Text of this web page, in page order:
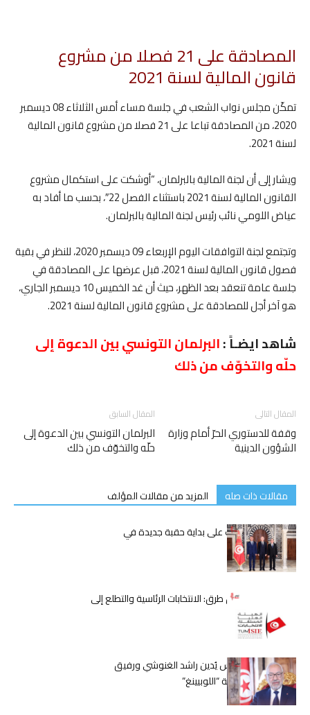
المصادقة على 21 فصلا من مشروع
قانون المالية لسنة 2021
تمكّن مجلس نواب الشعب في جلسة مساء أمس الثلاثاء 08 ديسمبر
2020، من المصادقة تباعا على 21 فصلا من مشروع قانون المالية
لسنة 2021.
ويشار إلى أن لجنة المالية بالبرلمان، “أوشكت على استكمال مشروع
القانون المالية لسنة 2021 باستثناء الفصل 22″، بحسب ما أفاد به
عياض اللومي نائب رئيس لجنة المالية بالبرلمان.
وتجتمع لجنة التوافقات اليوم الإربعاء 09 ديسمبر 2020، للنظر في بقية
فصول قانون المالية لسنة 2021، قبل عرضها على المصادقة في
جلسة عامة تنعقد بعد الظهر، حيث أن غد الخميس 10 ديسمبر الجاري،
هو آخر أجل للمصادقة على مشروع قانون المالية لسنة 2021.
شاهد ايضـاً :البرلمان التونسي بين الدعوة إلى
حلّه والتخوّف من ذلك
المقال السابق
البرلمان التونسي بين الدعوة إلى
حلّه والتخوّف من ذلك
المقال التالى
وقفة للدستوري الحرّ أمام وزارة
الشؤون الدينية
مقالات ذات صله
المزيد من مقالات المؤلف
قيس سعيّد يُشرف على بداية حقبة جديدة في
الحكومة التونسية
تونس على مفترق طرق: الانتخابات الرئاسية والتطلع إلى
مستقبل أفضل
حكم قضائي بتونس يُدين راشد الغنوشي ورفيق
بوشلاكة في قضية “اللوبيينغ”